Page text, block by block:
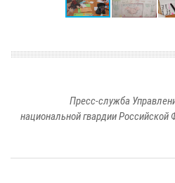
Пресс-служба
национальной гвардии